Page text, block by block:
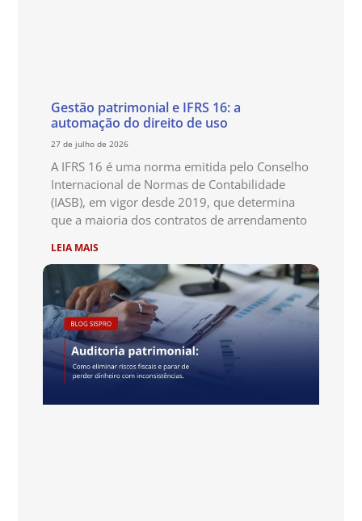
Gestão patrimonial e IFRS 16: a
automação do direito de uso
27 de julho de 2026
A IFRS 16 é uma norma emitida pelo Conselho
Internacional de Normas de Contabilidade
(IASB), em vigor desde 2019, que determina
que a maioria dos contratos de arrendamento
LEIA MAIS